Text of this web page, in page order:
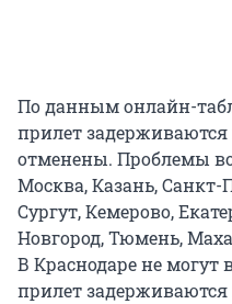
По данным онлайн-
прилет задерживаются
отменены. Проблемы
Москва, Казань, Санкт-
Сургут, Кемерово,
Новгород, Тюмень,
В Краснодаре не могут
прилет